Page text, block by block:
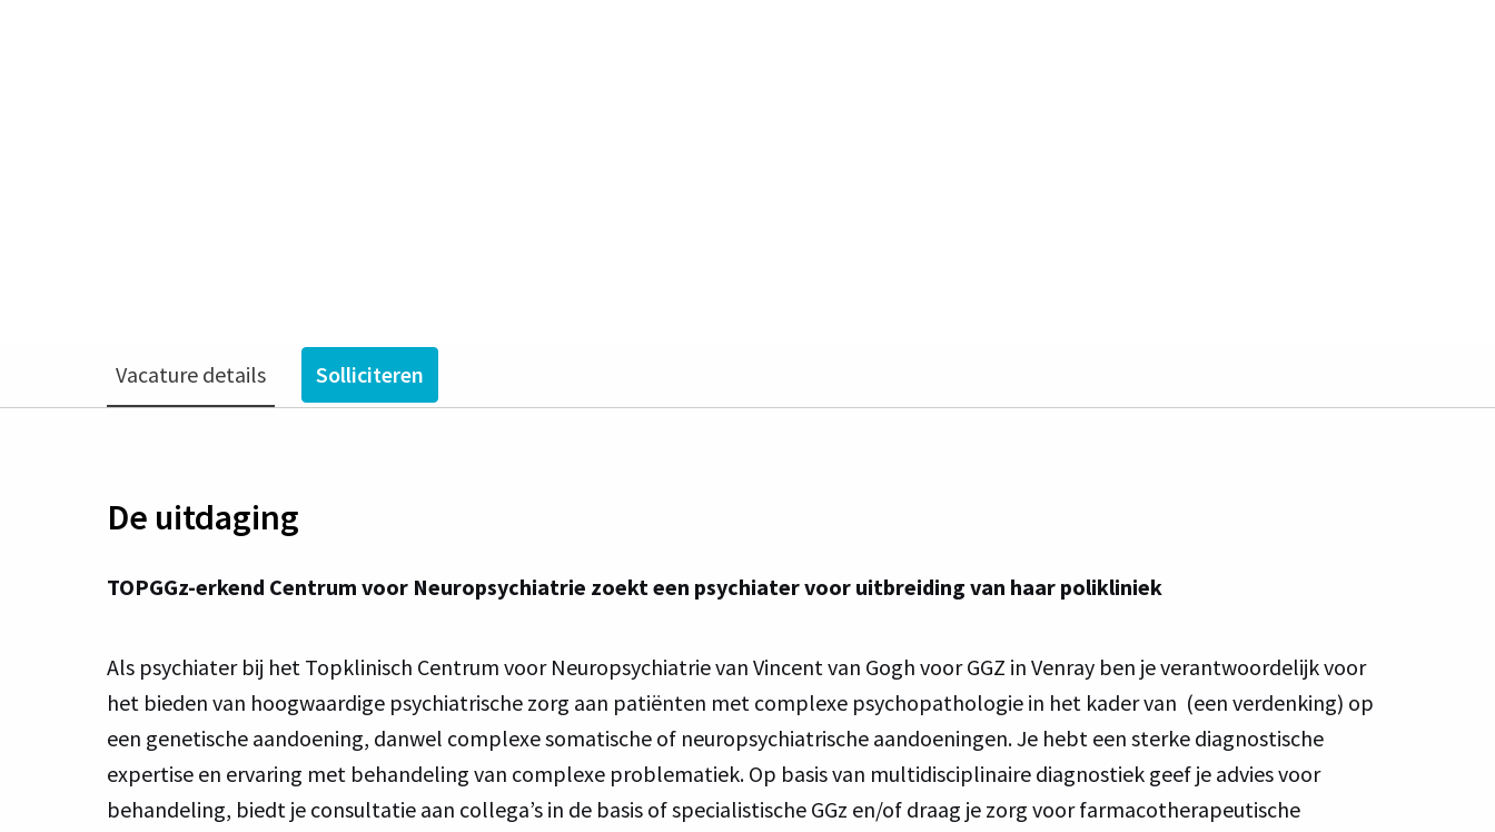
Vacature details Solliciteren
De uitdaging
TOPGGz-erkend Centrum voor Neuropsychiatrie zoekt een psychiater voor uitbreiding van haar polikliniek
Als psychiater bij het Topklinisch Centrum voor Neuropsychiatrie van Vincent van Gogh voor GGZ in Venray ben je verantwoordelijk voor
het bieden van hoogwaardige psychiatrische zorg aan patiënten met complexe psychopathologie in het kader van (een verdenking) op
een genetische aandoening, danwel complexe somatische of neuropsychiatrische aandoeningen. Je hebt een sterke diagnostische
expertise en ervaring met behandeling van complexe problematiek. Op basis van multidisciplinaire diagnostiek geef je advies voor
behandeling, biedt je consultatie aan collega’s in de basis of specialistische GGz en/of draag je zorg voor farmacotherapeutische